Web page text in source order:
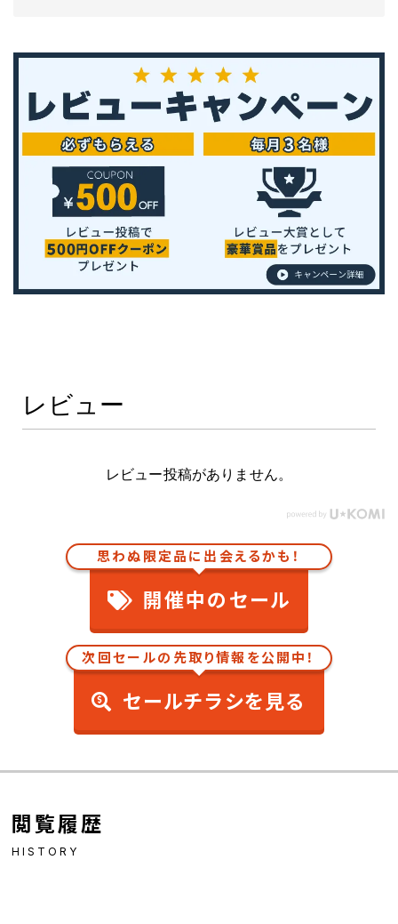
レビュー
レビュー投稿がありません。
思わぬ限定品に出会えるかも！
開催中のセール
次回セールの先取り情報を公開中！
セールチラシを見る
閲覧履歴
HISTORY